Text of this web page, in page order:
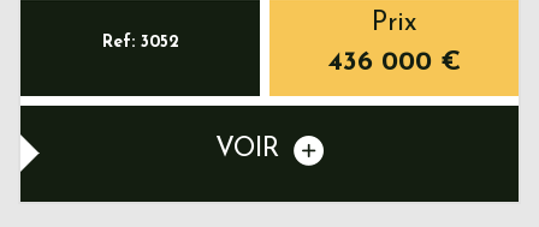
Ref: 3052
Prix
436 000 €
VOIR